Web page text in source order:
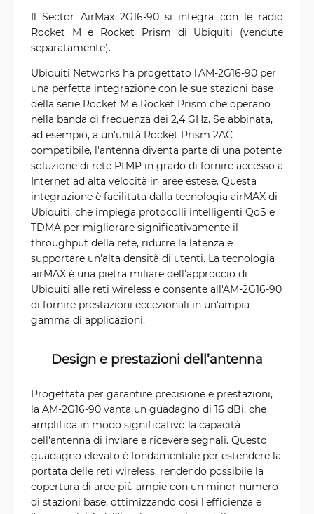
Il Sector AirMax 2G16-90 si integra con le radio
Rocket M e Rocket Prism di Ubiquiti (vendute
separatamente).
Ubiquiti Networks ha progettato l'AM-2G16-90 per
una perfetta integrazione con le sue stazioni base
della serie Rocket M e Rocket Prism che operano
nella banda di frequenza dei 2,4 GHz. Se abbinata,
ad esempio, a un'unità Rocket Prism 2AC
compatibile, l'antenna diventa parte di una potente
soluzione di rete PtMP in grado di fornire accesso a
Internet ad alta velocità in aree estese. Questa
integrazione è facilitata dalla tecnologia airMAX di
Ubiquiti, che impiega protocolli intelligenti QoS e
TDMA per migliorare significativamente il
throughput della rete, ridurre la latenza e
supportare un'alta densità di utenti. La tecnologia
airMAX è una pietra miliare dell'approccio di
Ubiquiti alle reti wireless e consente all'AM-2G16-90
di fornire prestazioni eccezionali in un'ampia
gamma di applicazioni.
Design e prestazioni dell’antenna
Progettata per garantire precisione e prestazioni,
la AM-2G16-90 vanta un guadagno di 16 dBi, che
amplifica in modo significativo la capacità
dell'antenna di inviare e ricevere segnali. Questo
guadagno elevato è fondamentale per estendere la
portata delle reti wireless, rendendo possibile la
copertura di aree più ampie con un minor numero
di stazioni base, ottimizzando così l'efficienza e